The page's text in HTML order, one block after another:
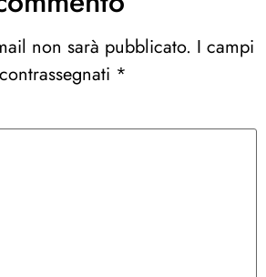
non sarà pubblicato. I campi
*